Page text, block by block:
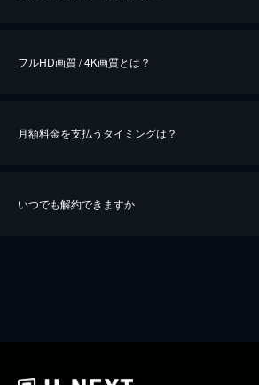
※40％ポイント還元の対象は、クレジットカード決済によ
iOSアプリのUコイン決済による作品の購入 / レンタルは
フルHD画質 / 4K画質とは？
月額料金を支払うタイミングは？
いつでも解約できますか